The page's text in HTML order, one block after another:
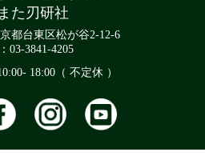
た刃研社
都台東区松が谷2-12-6
03-3841-4205
18:00（ 不定休 ）